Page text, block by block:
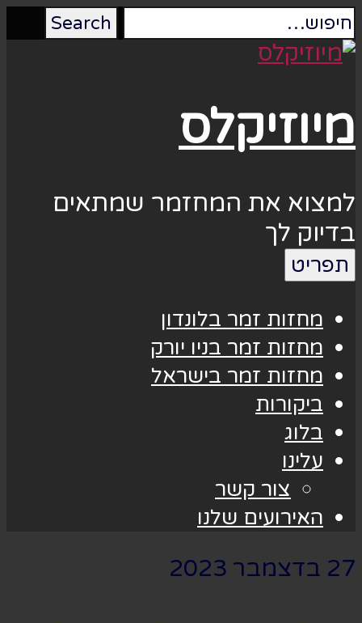
מיוזיקלס
למצוא את המחזמר שמתאים
בדיוק לך
תפריט
מחזות זמר בלונדון
מחזות זמר בניו יורק
מחזות זמר בישראל
ביקורות
בלוג
עלינו
צור קשר
האירועים שלנו
27 בדצמבר 2023